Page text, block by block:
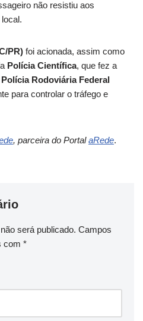
não resistiu aos
PR) foi acionada, assim como
Polícia Científica, que fez a
Polícia Rodoviária Federal
para controlar o tráfego e
, parceira do PortalaRede.
será publicado. Campos
com *